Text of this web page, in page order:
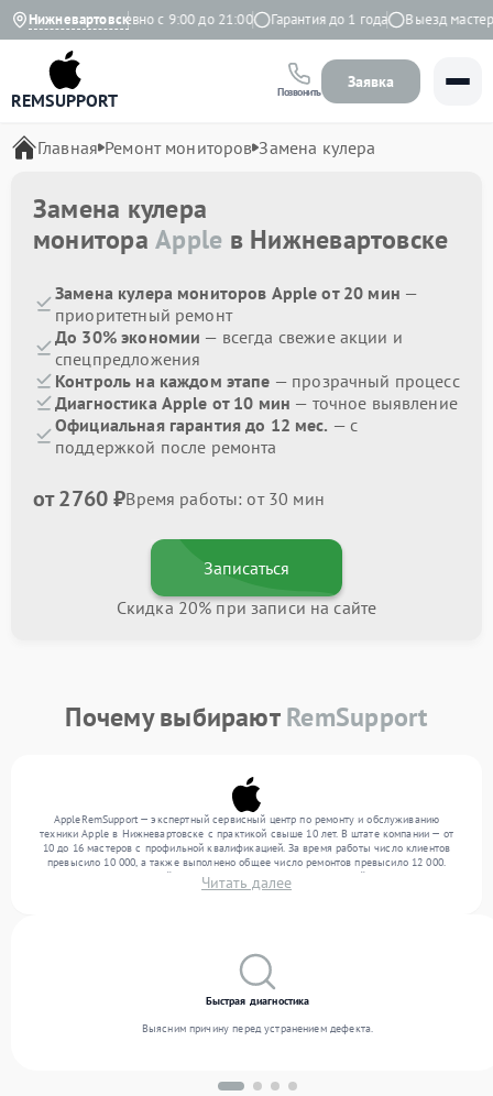
Нижневартовск
Ежедневно с 9:00 до 21:00 Гарантия до 1 года Выезд мастера
REMSUPPORT Позвонить
Заявка
Главная Ремонт мониторов Замена кулера
Замена кулера
монитораApple в Нижневартовске
Замена кулера мониторов Apple от 20 мин —
приоритетный ремонт
До 30% экономии — всегда свежие акции и
спецпредложения
Контроль на каждом этапе — прозрачный процесс
Диагностика Apple от 10 мин — точное выявление
Официальная гарантия до 12 мес. — с
поддержкой после ремонта
от 2760 ₽Время работы: от 30 мин
Записаться
Скидка 20% при записи на сайте
Почему выбираютRemSupport
AppleRemSupport — экспертный сервисный центр по ремонту и обслуживанию
техники Apple в Нижневартовске с практикой свыше 10 лет. В штате компании — от
10 до 16 мастеров с профильной квалификацией. За время работы число клиентов
превысило 10 000, а также выполнено общее число ремонтов превысило 12 000.
Ежемесячно в сервисный центр поступает более 300 обращений, включая , , . Мы
устраняем поломки любой сложности и предлагаем стабильный уровень сервиса
Читать далее
Быстрая диагностика
Выясним причину перед устранением дефекта.